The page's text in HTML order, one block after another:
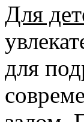
Для
для